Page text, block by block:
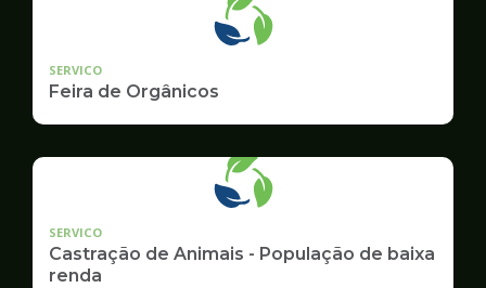
SERVICO
Feira de Orgânicos
SERVICO
Castração de Animais - População de baixa
renda